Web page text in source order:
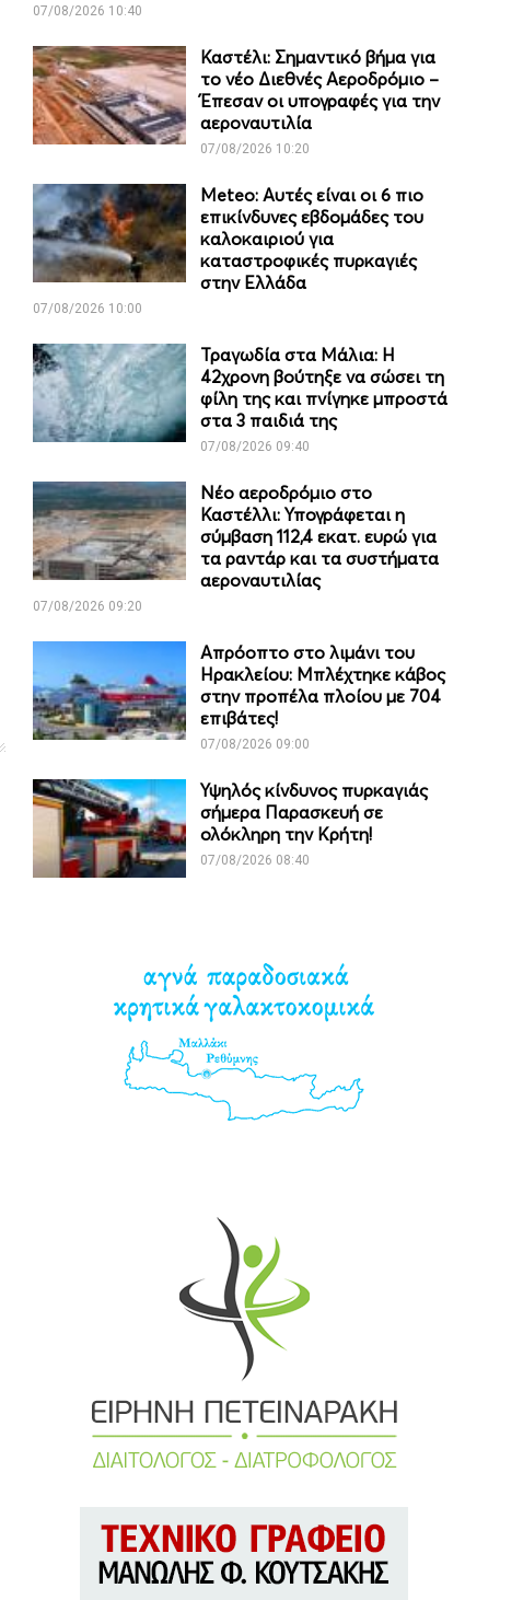
07/08/2026 10:40
Καστέλι: Σημαντικό βήμα για
το νέο Διεθνές Αεροδρόμιο –
Έπεσαν οι υπογραφές για την
αεροναυτιλία
07/08/2026 10:20
Meteo: Aυτές είναι οι 6 πιο
επικίνδυνες εβδομάδες του
καλοκαιριού για
καταστροφικές πυρκαγιές
στην Ελλάδα
07/08/2026 10:00
Τραγωδία στα Μάλια: Η
42χρονη βούτηξε να σώσει τη
φίλη της και πνίγηκε μπροστά
στα 3 παιδιά της
07/08/2026 09:40
Νέο αεροδρόμιο στο
Καστέλλι: Υπογράφεται η
σύμβαση 112,4 εκατ. ευρώ για
τα ραντάρ και τα συστήματα
αεροναυτιλίας
07/08/2026 09:20
Απρόοπτο στο λιμάνι του
Ηρακλείου: Μπλέχτηκε κάβος
στην προπέλα πλοίου με 704
επιβάτες!
07/08/2026 09:00
Υψηλός κίνδυνος πυρκαγιάς
σήμερα Παρασκευή σε
ολόκληρη την Κρήτη!
07/08/2026 08:40